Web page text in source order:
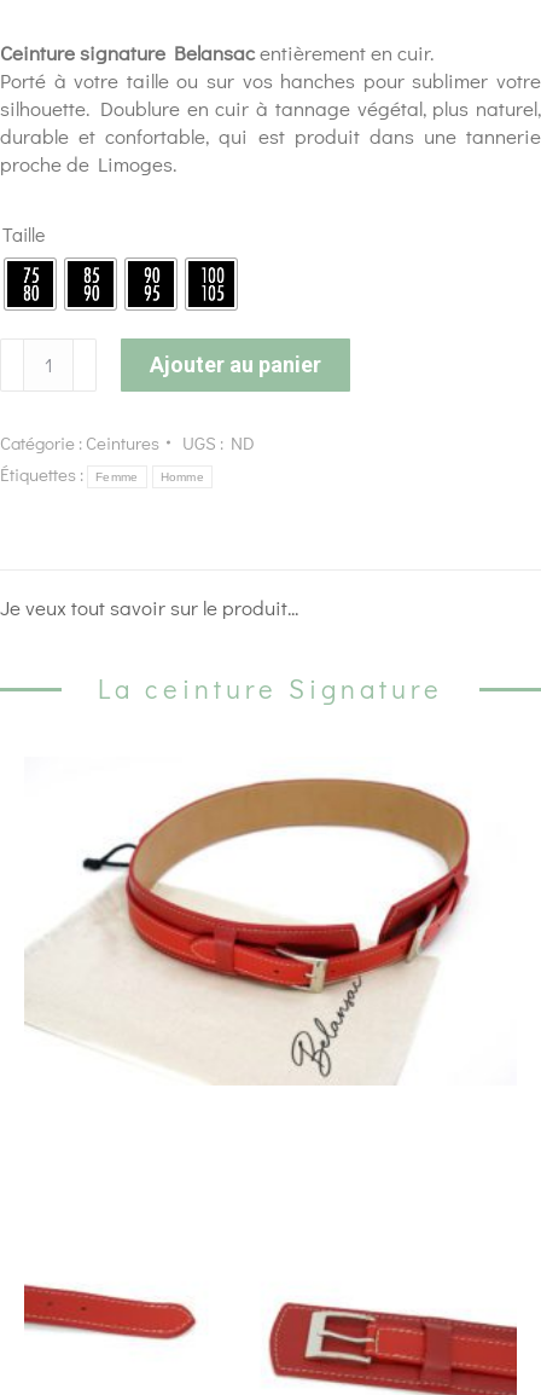
Ceinture signature Belansacentièrement en cuir.
Porté à votre taille ou sur vos hanches pour sublimer votre
silhouette. Doublure en cuir à tannage végétal, plus naturel,
durable et confortable, qui est produit dans une tannerie
proche de Limoges.
Taille
Ajouter au panier
Catégorie : Ceintures UGS : ND
Étiquettes :
Femme Homme
Je veux tout savoir sur le produit...
La ceinture Signature